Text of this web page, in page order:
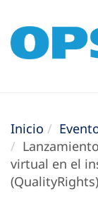
Inicio
virtual en el